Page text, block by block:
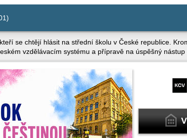
se chtějí hlásit na střední školu v České republice.
vzdělávacím systému a přípravě na úspěšný nástup